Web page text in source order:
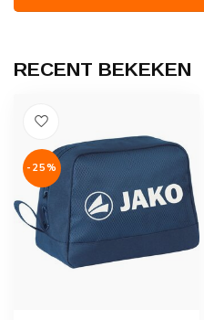
RECENT BEKEKEN
-25%